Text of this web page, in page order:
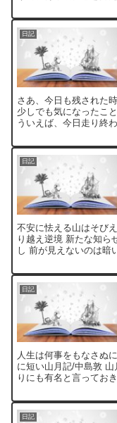
日記
さあ、今日も残された
少しでも気になったこ
ういえば、今日走り終
日記
不安に怯える山はそび
り越え逆境 新たな知ら
し 前が見えないのは暗
日記
人生は何事をもなさぬ
に短い山月記/中島敦
りにも有名と言ってお
日記